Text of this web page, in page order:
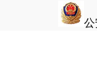
公